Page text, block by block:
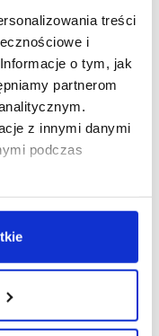
treści
i
o tym, jak
partnerom
z innymi danymi
podczas